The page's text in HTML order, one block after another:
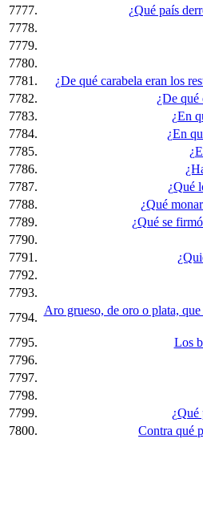
7777.
¿Qué país
7778.
7779.
7780.
7781.
¿De qué carabela eran los
7782.
¿De qué
7783.
¿En
7784.
¿En
7785.
7786.
7787.
¿Qué
7788.
¿Qué
7789.
¿Qué se
7790.
7791.
7792.
7793.
7794.
Aro grueso, de oro o plata,
7795.
Los
7796.
7797.
7798.
7799.
¿Qué
7800.
Contra qué